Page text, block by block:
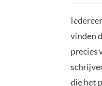
vinden
precies
die het